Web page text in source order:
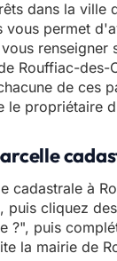
dans la ville
permet
Rouffiac-
de ces
le propriétaire
cadastrale à
cliquez
?", puis
la mairie de